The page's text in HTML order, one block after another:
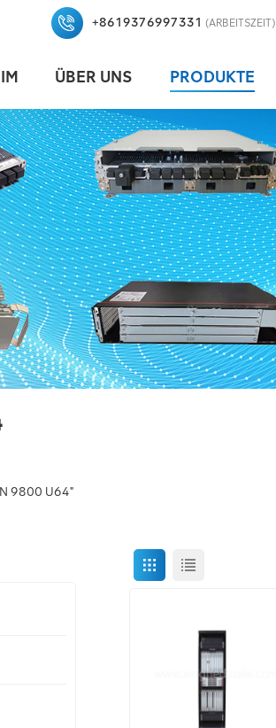
+8619376997331 (ARBEITSZEIT)
ÜBER UNS PRODUKTE
9800 U64"